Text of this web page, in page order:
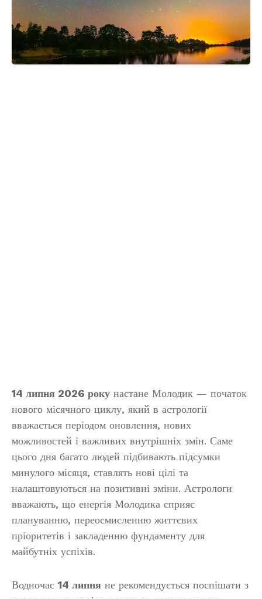
14 липня 2026 року настане Молодик — початок
нового місячного циклу, який в астрології
вважається періодом оновлення, нових
можливостей і важливих внутрішніх змін. Саме
цього дня багато людей підбивають підсумки
минулого місяця, ставлять нові цілі та
налаштовуються на позитивні зміни. Астрологи
вважають, що енергія Молодика сприяє
плануванню, переосмисленню життєвих
пріоритетів і закладенню фундаменту для
майбутніх успіхів.
Водночас 14 липня не рекомендується поспішати з